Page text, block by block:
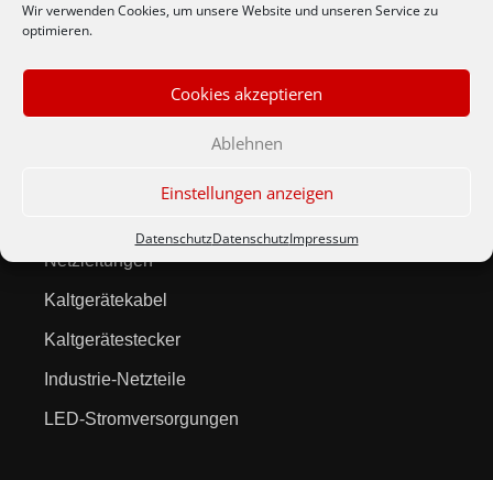
Wir verwenden Cookies, um unsere Website und unseren Service zu
optimieren.
Cookies akzeptieren
Ablehnen
Einstellungen anzeigen
DatenschutzDatenschutzImpressum
wirtschlaftlichen Preisen.
Netzleitungen
Kaltgerätekabel
Kaltgerätestecker
Industrie-Netzteile
LED-Stromversorgungen